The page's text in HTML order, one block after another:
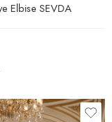
Elbise SEVDA